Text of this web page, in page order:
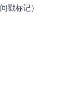
戳标记）